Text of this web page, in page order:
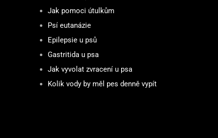
Jak pomoci útulkům
Psí eutanázie
Epilepsie u psů
Gastritida u psa
Jak vyvolat zvracení u psa
Kolik vody by měl pes denně vypít